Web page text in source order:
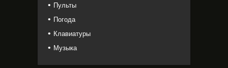
Пульты
Погода
Клавиатуры
Музыка